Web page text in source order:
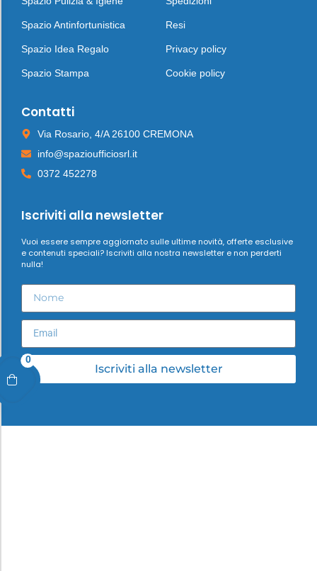
0
Spazio Antinfortunistica
Spazio Idea Regalo
Spazio Stampa
Resi
Privacy policy
Cookie policy
Contatti
Via Rosario, 4/A 26100 CREMONA
info@spazioufficiosrl.it
0372 452278
Iscriviti alla newsletter
Vuoi essere sempre aggiornato sulle ultime novità, offerte esclusive
e contenuti speciali? Iscriviti alla nostra newsletter e non perderti
nulla!
Iscriviti alla newsletter